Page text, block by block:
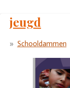
jeugd
Schooldammen